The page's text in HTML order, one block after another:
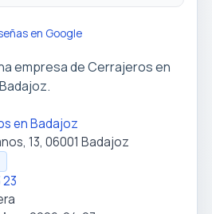
en Google
empresa de Cerrajeros en
en Badajoz
13, 06001 Badajoz